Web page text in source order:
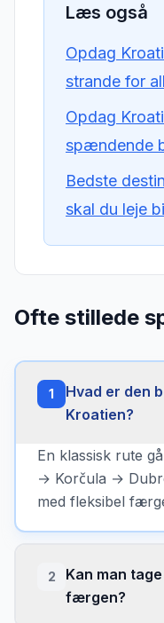
Læs også
Opdag
strande for
Opdag
spændende
Bedste
skal du leje
Ofte stillede
1
Hvad er den
Kroatien?
En klassisk rute
→ Korčula →
med fleksibel
2
Kan man
færgen?